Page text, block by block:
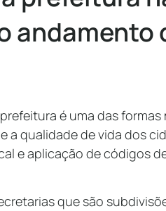
andamento
é uma das
a qualidade de vida dos
e aplicação de códigos
que são